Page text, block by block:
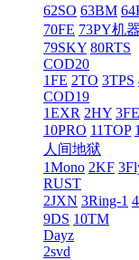
62SO 63BM
70FE 73PY机
79SKY 80RTS
COD20
1FE 2TO 3TPS
COD19
1EXR 2HY 3FE
10PRO 11TOP
人间地狱
1Mono 2KF
RUST
2JXN 3Ring-1
9DS 10TM
Dayz
2svd